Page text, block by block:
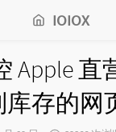
IOIOX
Apple 直
库存的网